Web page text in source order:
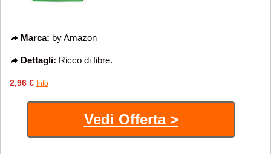
Marca: by Amazon
Dettagli: Ricco di fibre.
2,96 € Info
Vedi Offerta >